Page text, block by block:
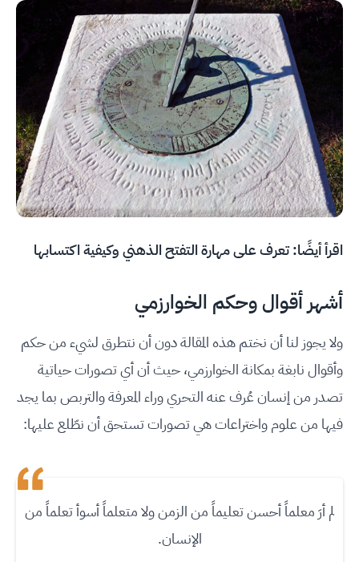
اقرأ أيضًا:تعرف على مهارة التفتح الذهني وكيفية اكتسابها
أشهر أقوال وحكم الخوارزمي
ولا يجوز لنا أن نختم هذه المقالة دون أن نتطرق لشيء من حكم
وأقوال نابغة بمكانة الخوارزمي، حيث أن أي تصورات حياتية
تصدر من إنسان عُرف عنه التحري وراء المعرفة والتربص بما يجد
فيها من علوم واختراعات هي تصورات تستحق أن نطّلع عليها:
لم أرَ معلماً أحسن تعليماً من الزمن ولا متعلماً أسوأ تعلماً من
الإنسان.